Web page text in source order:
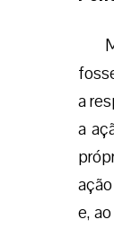
a
a
e,